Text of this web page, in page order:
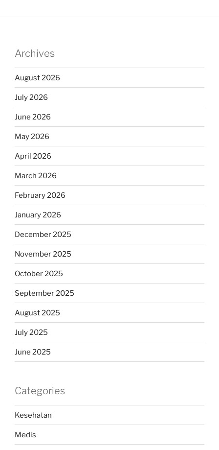
Archives
August 2026
July 2026
June 2026
May 2026
April 2026
March 2026
February 2026
January 2026
December 2025
November 2025
October 2025
September 2025
August 2025
July 2025
June 2025
Categories
Kesehatan
Medis